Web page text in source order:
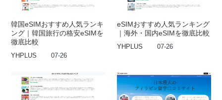
韓国eSIMおすすめ人気ランキ
ング｜韓国旅行の格安eSIMを
徹底比較
YHPLUS 07-26
eSIMおすすめ人気ランキング
｜海外・国内eSIMを徹底比較
YHPLUS 07-26